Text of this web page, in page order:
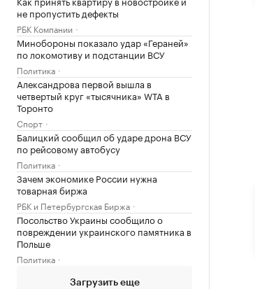
не пропустить дефекты
РБК Компании
Минобороны показало удар «Гераней»
по локомотиву и подстанции ВСУ
Политика
Александрова первой вышла в
четвертый круг «тысячника» WTA в
Торонто
Спорт
Балицкий сообщил об ударе дрона ВСУ
по рейсовому автобусу
Политика
Зачем экономике России нужна
товарная биржа
РБК и Петербургская Биржа
Посольство Украины сообщило о
повреждении украинского памятника в
Польше
Политика
Загрузить еще